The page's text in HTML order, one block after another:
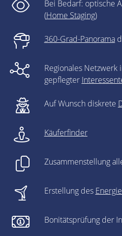
Bei Bedarf: optische
(Home Staging)
360-Grad-Panorama
Regionales Netzwerk
gepflegter
Auf Wunsch diskrete
Käuferfinder
Zusammenstellung
Erstellung des
Bonitätsprüfung der